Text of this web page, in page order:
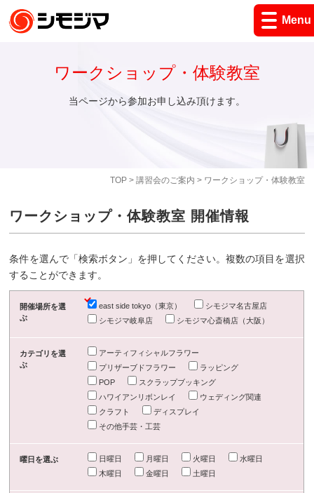
Menu
TOP> 講習会のご案内 > ワークショップ・体験教室
ワークショップ・体験教室
当ページから参加お申し込み頂けます。
ワークショップ・体験教室 開催情報
条件を選んで「検索ボタン」を押してください。複数の項目を選択
することができます。
開催場所を選
ぶ
east side tokyo（東京）
シモジマ名古屋店
シモジマ岐阜店
シモジマ心斎橋店（大阪）
カテゴリを選
ぶ
アーティフィシャルフラワー
プリザーブドフラワー
ラッピング
POP
スクラップブッキング
ハワイアンリボンレイ
ウェディング関連
クラフト
ディスプレイ
その他手芸・工芸
曜日を選ぶ 日曜日 月曜日 火曜日
水曜日
木曜日
金曜日 土曜日